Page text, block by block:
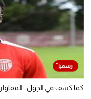
كما كشف في الجول..